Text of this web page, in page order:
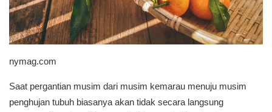
nymag.com
Saat pergantian musim dari musim kemarau menuju musim
penghujan tubuh biasanya akan tidak secara langsung